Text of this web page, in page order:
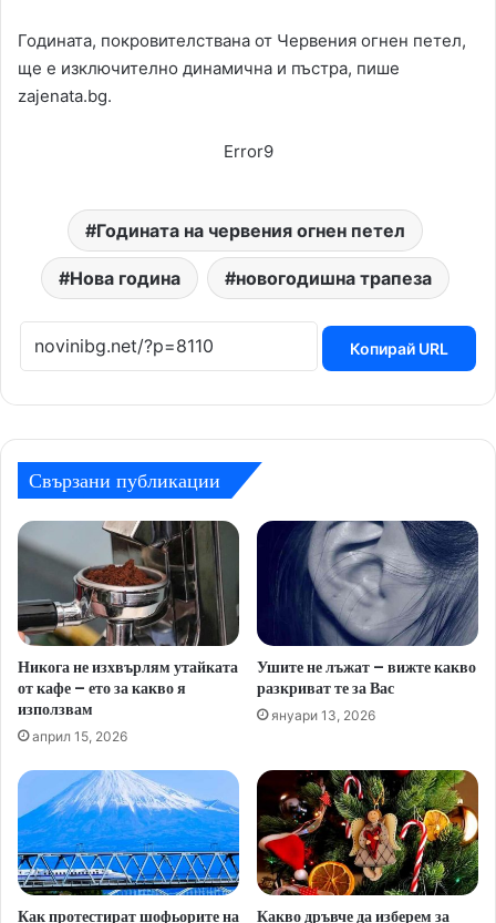
Годината, покровителствана от Червения огнен петел,
ще е изключително динамична и пъстра, пише
zajenata.bg.
Error9
Годината на червения огнен петел
Нова година новогодишна трапеза
Копирай URL
Свързани публикации
Никога не изхвърлям утайката
от кафе – ето за какво я
използвам
април 15, 2026
Ушите не лъжат – вижте какво
разкриват те за Вас
януари 13, 2026
Как протестират шофьорите на
Какво дръвче да изберем за